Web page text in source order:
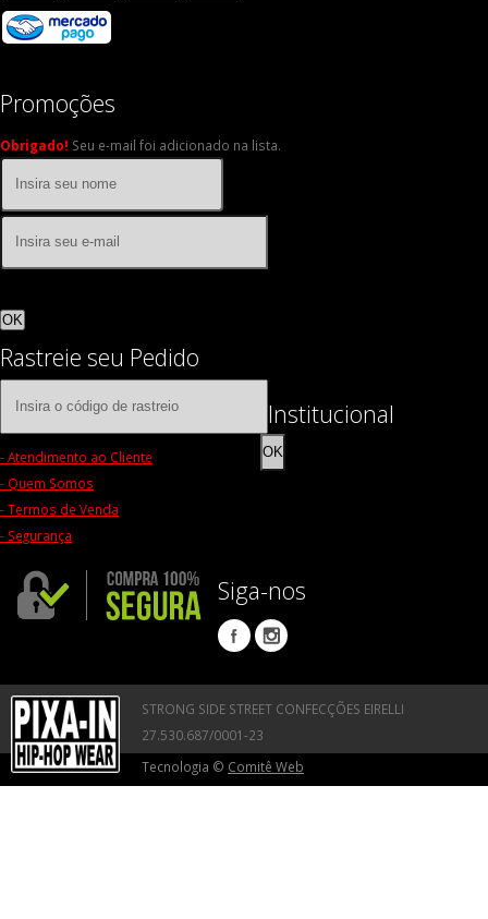
Promoções
Obrigado! Seu e-mail foi adicionado na lista.
OK
Rastreie seu Pedido
OK
Institucional
- Atendimento ao Cliente
- Quem Somos
- Termos de Venda
- Segurança
Siga-nos
STRONG SIDE STREET CONFECÇÕES EIRELLI
27.530.687/0001-23
Tecnologia © Comitê Web